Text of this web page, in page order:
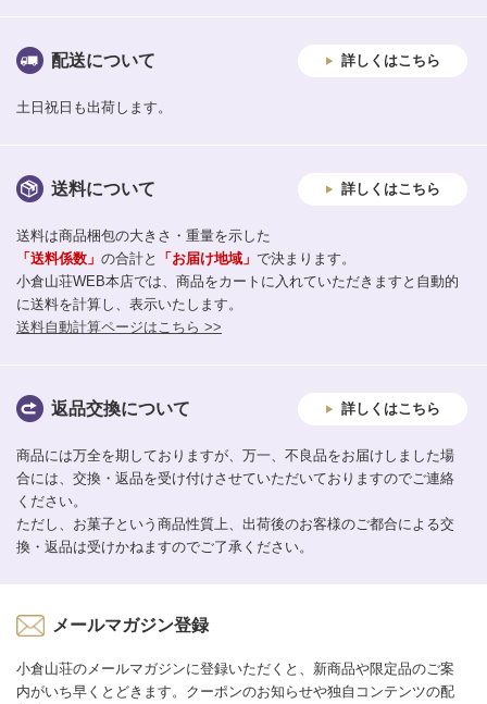
配送について 詳しくはこちら
土日祝日も出荷します。
送料について 詳しくはこちら
送料は商品梱包の大きさ・重量を示した
「送料係数」 の合計と 「お届け地域」 で決まります。
小倉山荘WEB本店では、商品をカートに入れていただきますと自動的
に送料を計算し、表示いたします。
送料自動計算ページはこちら >>
返品交換について 詳しくはこちら
商品には万全を期しておりますが、万一、不良品をお届けしました場
合には、交換・返品を受け付けさせていただいておりますのでご連絡
ください。
ただし、お菓子という商品性質上、出荷後のお客様のご都合による交
換・返品は受けかねますのでご了承ください。
メールマガジン登録
小倉山荘のメールマガジンに登録いただくと、新商品や限定品のご案
内がいち早くとどきます。クーポンのお知らせや独自コンテンツの配